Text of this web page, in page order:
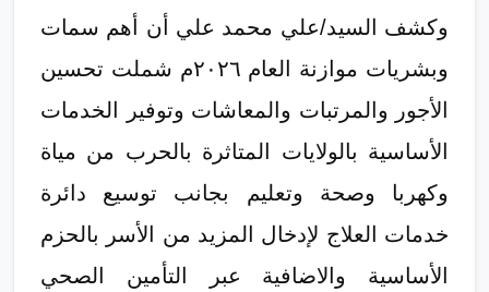
وكشف السيد/علي محمد علي أن أهم سمات
وبشريات موازنة العام ٢٠٢٦م شملت تحسين
الأجور والمرتبات والمعاشات وتوفير الخدمات
الأساسية بالولايات المتاثرة بالحرب من مياة
وكهربا وصحة وتعليم بجانب توسيع دائرة
خدمات العلاج لإدخال المزيد من الأسر بالحزم
الأساسية والاضافية عبر التأمين الصحي